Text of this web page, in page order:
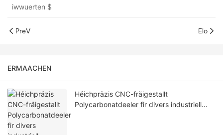
iwwuerten $
PreV Elo
ERMAACHEN
Héichpräzis CNC-fräigestallt
Polycarbonatdeeler fir divers industriell